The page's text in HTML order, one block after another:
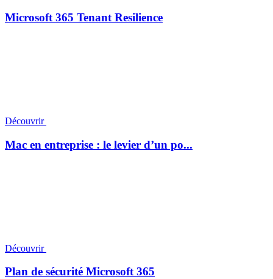
Microsoft 365 Tenant Resilience
Découvrir
Mac en entreprise : le levier d’un po...
Découvrir
Plan de sécurité Microsoft 365